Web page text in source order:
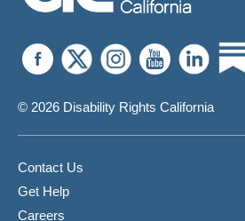
នៅ
ផ្ទះ
ឬ
ចាក
ថែទាំ
© 2026 Disability Rights California
Contact Us
Get Help
Careers